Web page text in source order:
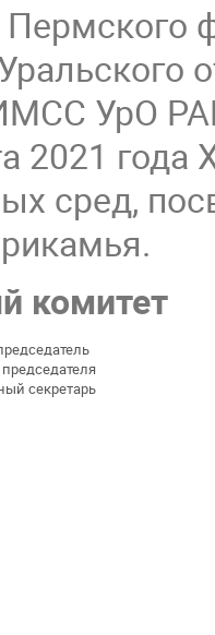
УрО
2021
сред,
комитет
секретарь